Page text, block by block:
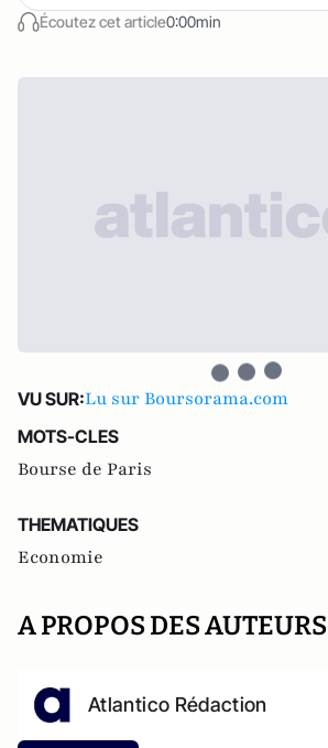
Écoutez cet article0:00min
VU SUR:Lu sur Boursorama.com
MOTS-CLES
Bourse de Paris
THEMATIQUES
Economie
A PROPOS DES AUTEURS
Atlantico Rédaction